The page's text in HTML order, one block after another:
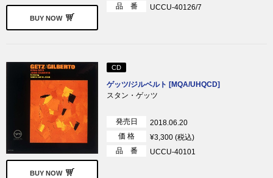
BUY NOW
品 番
UCCU-40126/7
BUY NOW
CD
ゲッツ/ジルベルト [MQA/UHQCD]
スタン・ゲッツ
発売日
2018.06.20
価 格
¥3,300 (税込)
品 番
UCCU-40101